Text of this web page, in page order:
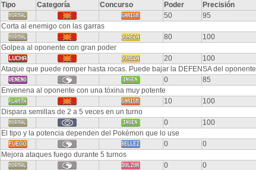
Tipo Categoría Concurso Poder Precisión
50 95
Corta al enemigo con las garras
80 100
Golpea al oponente con gran poder
20 100
Ataque que puede romper hasta rocas. Puede bajar la DEFENSA del oponente
0 85
Envenena al oponente con una tóxina muy potente
10 100
Dispara semillas de 2 a 5 veces en un turno
0 100
El tipo y la potencia dependen del Pokémon que lo use
0 0
Mejora ataques fuego durante 5 turnos
0 0